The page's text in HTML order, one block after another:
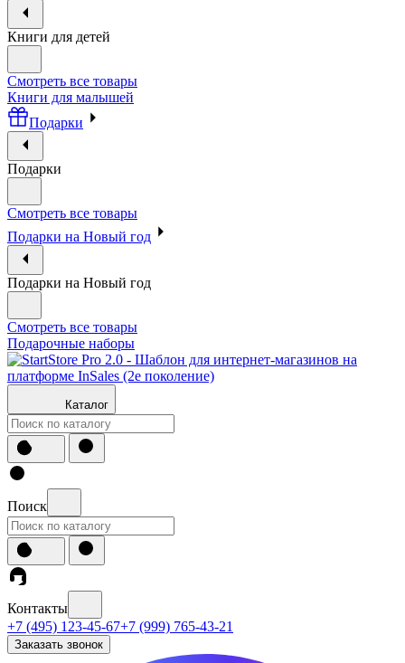
Книги для детей
Смотреть все товары
Книги для малышей
Подарки
Подарки
Смотреть все товары
Подарки на Новый год
Подарки на Новый год
Смотреть все товары
Подарочные наборы
Каталог
Поиск
Контакты
+7 (495) 123-45-67+7 (999) 765-43-21
Заказать звонок